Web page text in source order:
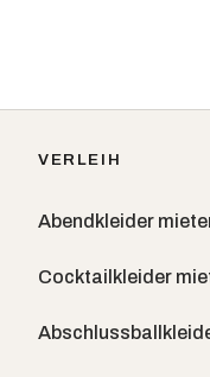
VERLEIH
Abendkleider
Cocktailkleider